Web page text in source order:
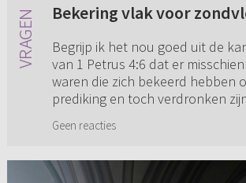
Bekering vlak voor
Begrijp ik het nou goed uit de
van 1 Petrus 4:6 dat er
waren die zich bekeerd hebben
prediking en toch verdronken
Geen reacties